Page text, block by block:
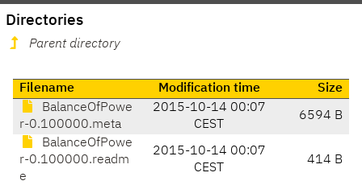
Directories
Parent directory
Filename Modification time
Size
BalanceOfPowe
r-0.100000.meta
2015-10-14 00:07
CEST
6594 B
BalanceOfPowe
r-0.100000.readm
e
2015-10-14 00:07
CEST
414 B